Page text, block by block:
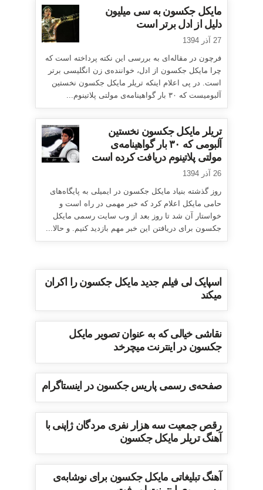
مایکل جکسون به سی میلیون
دلیل از ادل برتر است
27 آذر 1394
فرچون در مقاله‌ای به بررسی این نکته پرداخته است که
چرا مایکل جکسون از ادل، خواننده‌ی زن انگلیسی برتر
است. در پی اعلام اینکه تریلر مایکل جکسون نخستین
آلبومیست که ۳۰ بار گواهینامه‌ی مولتی پلاتینوم...
تریلر مایکل جکسون نخستین
آلبومی که ۳۰ بار گواهینامه‌ی
مولتی پلاتینوم دریافت کرده است
26 آذر 1394
روز گذشته بنیاد مایکل جکسون در ایمیلی به پایگاه‌های
حامی مایکل اعلام کرد که خبر مهمی در راه است و
خواستار آن شد تا روز بعد از وب سایت رسمی مایکل
جکسون برای دریافتن این خبر مهم بازدید کنیم. و حالا...
اسپایک لی فیلم جدید مایکل جکسون را اکران
میکند
نقاشی خیالی که به عنوان تصویر مایکل
جکسون در اینترنت میچرخد
صفحه‌ی رسمی پاریس جکسون در اینستاگرام
رقص جمعیت سه هزار نفری مردگان ژاپنی با
آهنگ تریلر مایکل جکسون
آهنگ تبلیغاتی مایکل جکسون برای نوشابه‌ی